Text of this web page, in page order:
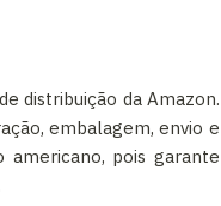
distribuição da Amazon.
embalagem, envio e
pois garante